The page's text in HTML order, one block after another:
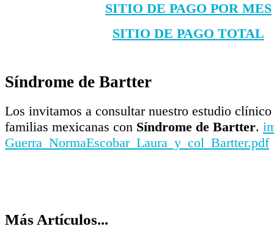
SITIO DE PAGO POR MES
SITIO DE PAGO TOTAL
Síndrome de Bartter
Los invitamos a consultar nuestro estudio
familias mexicanas con Síndrome de Bartter.
Guerra_NormaEscobar_Laura_y_col_Bartter.pdf
Más Artículos...